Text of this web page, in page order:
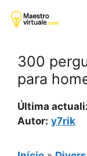
para
300
para
Última
Autor: y7rik